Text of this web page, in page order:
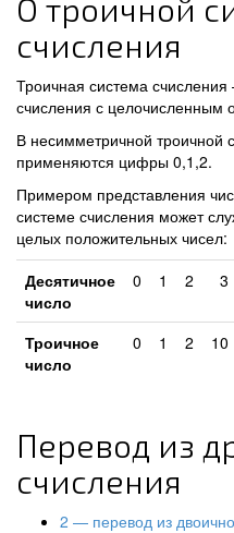
О троичной
счисления
Троичная система
счисления с целочисленным
В несимметричной троичной
применяются цифры 0,1,2.
Примером представления
системе счисления может
целых положительных чисел:
Десятичное
число
0 1 2 3
Троичное
число
0 1 2 10
Перевод из
счисления
2 — перевод из